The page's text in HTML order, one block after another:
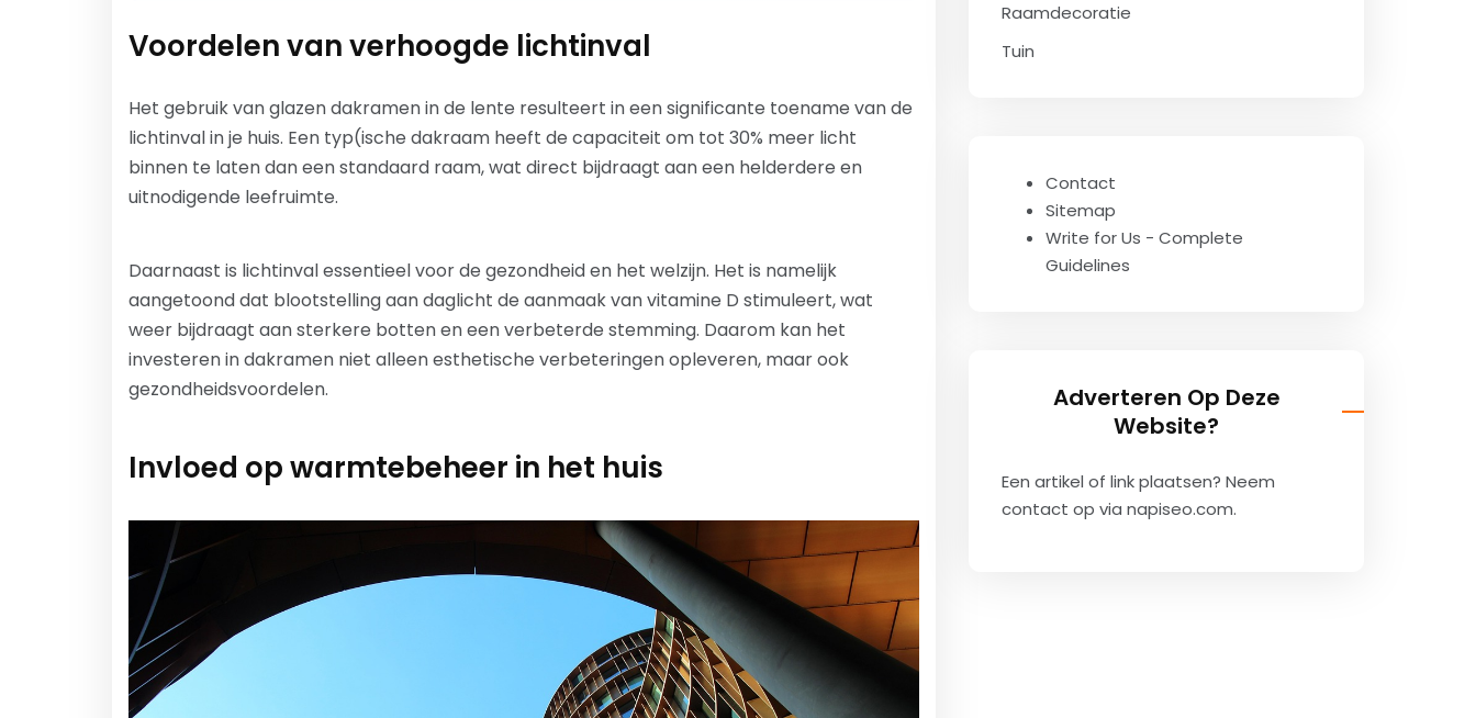
Voordelen van verhoogde lichtinval
Het gebruik van glazen dakramen in de lente resulteert in een significante toename van de
lichtinval in je huis. Een typ(ische dakraam heeft de capaciteit om tot 30% meer licht
binnen te laten dan een standaard raam, wat direct bijdraagt aan een helderdere en
uitnodigende leefruimte.
Daarnaast is lichtinval essentieel voor de gezondheid en het welzijn. Het is namelijk
aangetoond dat blootstelling aan daglicht de aanmaak van vitamine D stimuleert, wat
weer bijdraagt aan sterkere botten en een verbeterde stemming. Daarom kan het
investeren in dakramen niet alleen esthetische verbeteringen opleveren, maar ook
gezondheidsvoordelen.
Invloed op warmtebeheer in het huis
Raamdecoratie
Tuin
Contact
Sitemap
Write for Us - Complete
Guidelines
Adverteren Op Deze
Website?
Een artikel of link plaatsen? Neem
contact op via napiseo.com.